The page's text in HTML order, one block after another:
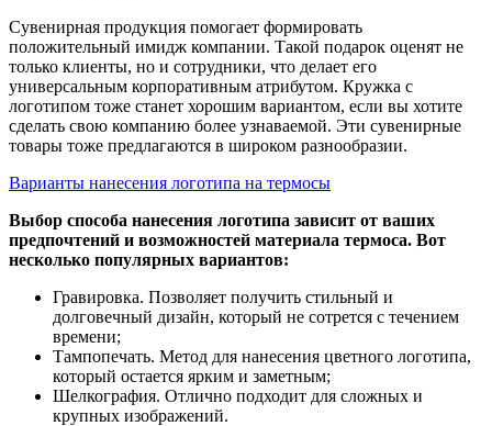
Сувенирная продукция помогает формировать
положительный имидж компании. Такой подарок оценят не
только клиенты, но и сотрудники, что делает его
универсальным корпоративным атрибутом. Кружка с
логотипом тоже станет хорошим вариантом, если вы хотите
сделать свою компанию более узнаваемой. Эти сувенирные
товары тоже предлагаются в широком разнообразии.
Варианты нанесения логотипа на термосы
Выбор способа нанесения логотипа зависит от ваших
предпочтений и возможностей материала термоса. Вот
несколько популярных вариантов:
Гравировка. Позволяет получить стильный и
долговечный дизайн, который не сотрется с течением
времени;
Тампопечать. Метод для нанесения цветного логотипа,
который остается ярким и заметным;
Шелкография. Отлично подходит для сложных и
крупных изображений.